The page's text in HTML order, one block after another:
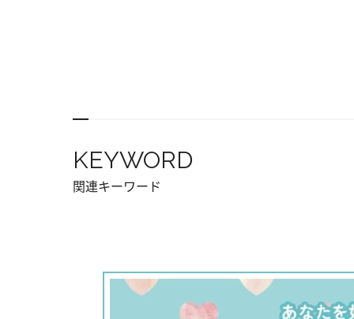
KEYWORD
関連キーワード